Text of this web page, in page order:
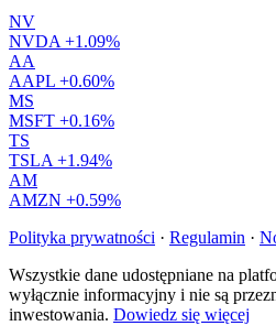
NV
NVDA +1.09%
AA
AAPL +0.60%
MS
MSFT +0.16%
TS
TSLA +1.94%
AM
AMZN +0.59%
Polityka prywatności · Regulamin ·
Wszystkie dane udostępniane na
wyłącznie informacyjny i nie są
inwestowania. Dowiedz się więcej